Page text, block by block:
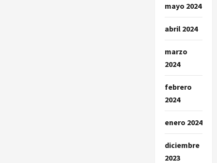
mayo 2024
abril 2024
marzo
2024
febrero
2024
enero 2024
diciembre
2023